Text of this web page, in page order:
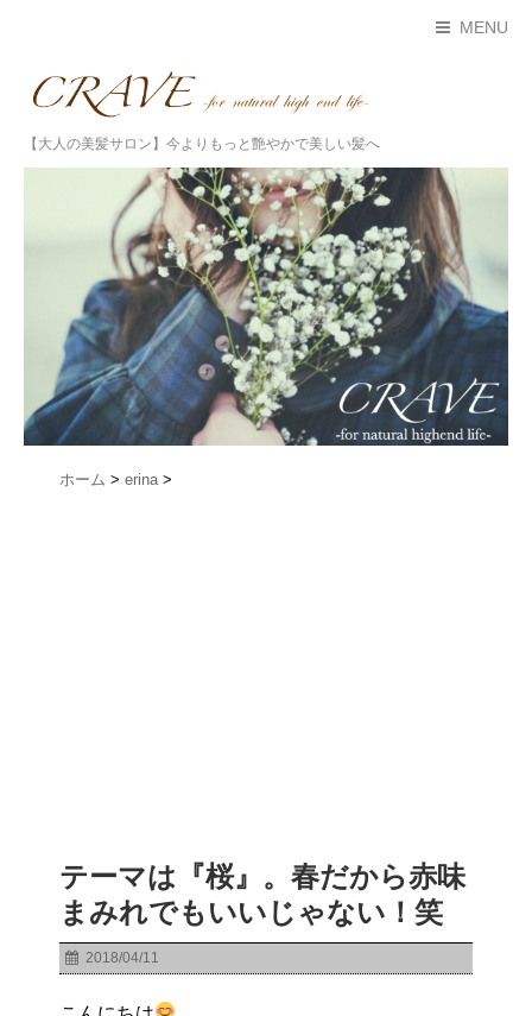
MENU
【大人の美髪サロン】今よりもっと艶やかで美しい髪へ
ホーム > erina >
テーマは『桜』。春だから赤味
まみれでもいいじゃない！笑
2018/04/11